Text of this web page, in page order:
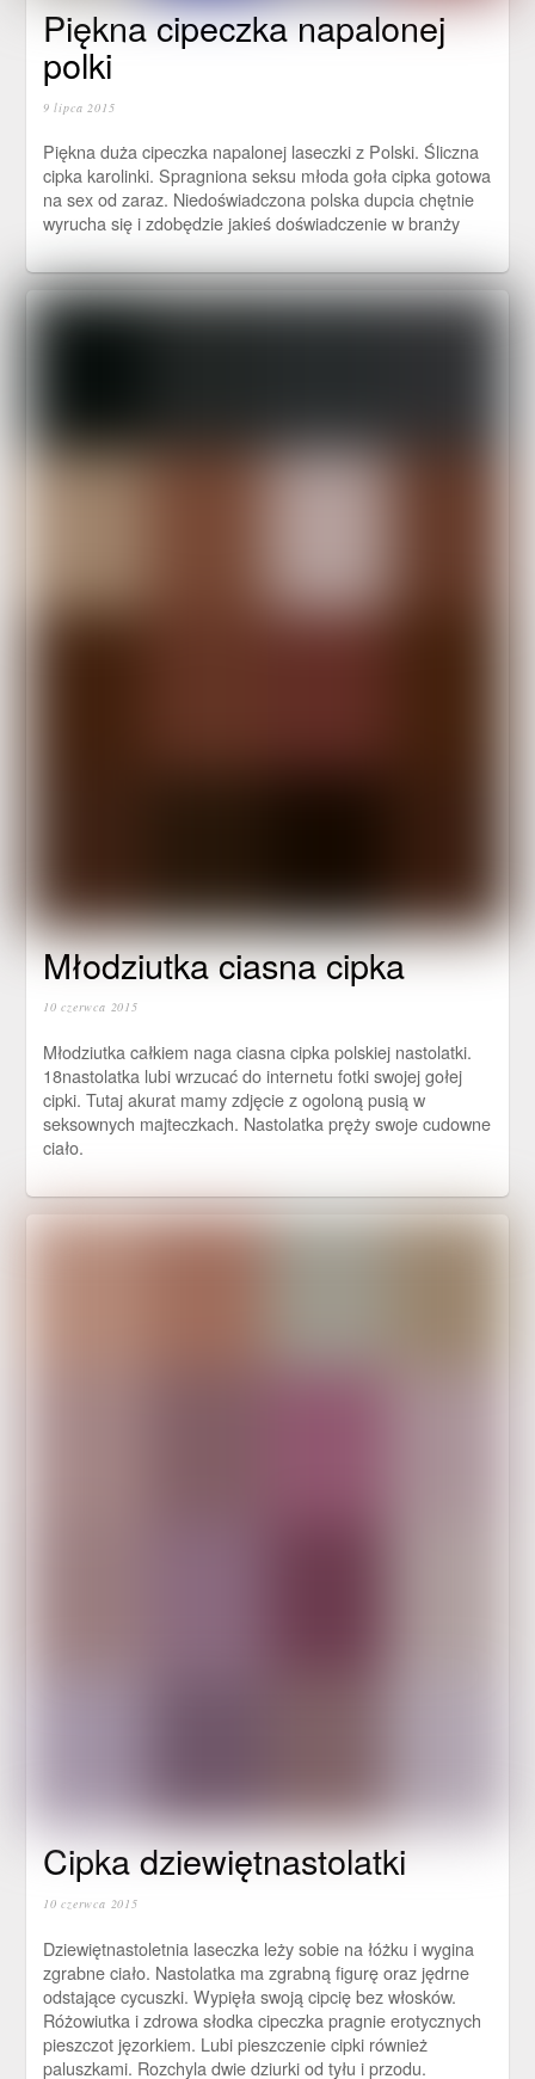
Piękna cipeczka napalonej
polki
9 lipca 2015
Piękna duża cipeczka napalonej laseczki z Polski. Śliczna
cipka karolinki. Spragniona seksu młoda goła cipka gotowa
na sex od zaraz. Niedoświadczona polska dupcia chętnie
wyrucha się i zdobędzie jakieś doświadczenie w branży
Młodziutka ciasna cipka
10 czerwca 2015
Młodziutka całkiem naga ciasna cipka polskiej nastolatki.
18nastolatka lubi wrzucać do internetu fotki swojej gołej
cipki. Tutaj akurat mamy zdjęcie z ogoloną pusią w
seksownych majteczkach. Nastolatka pręży swoje cudowne
ciało.
Cipka dziewiętnastolatki
10 czerwca 2015
Dziewiętnastoletnia laseczka leży sobie na łóżku i wygina
zgrabne ciało. Nastolatka ma zgrabną figurę oraz jędrne
odstające cycuszki. Wypięła swoją cipcię bez włosków.
Różowiutka i zdrowa słodka cipeczka pragnie erotycznych
pieszczot jęzorkiem. Lubi pieszczenie cipki również
paluszkami. Rozchyla dwie dziurki od tyłu i przodu.